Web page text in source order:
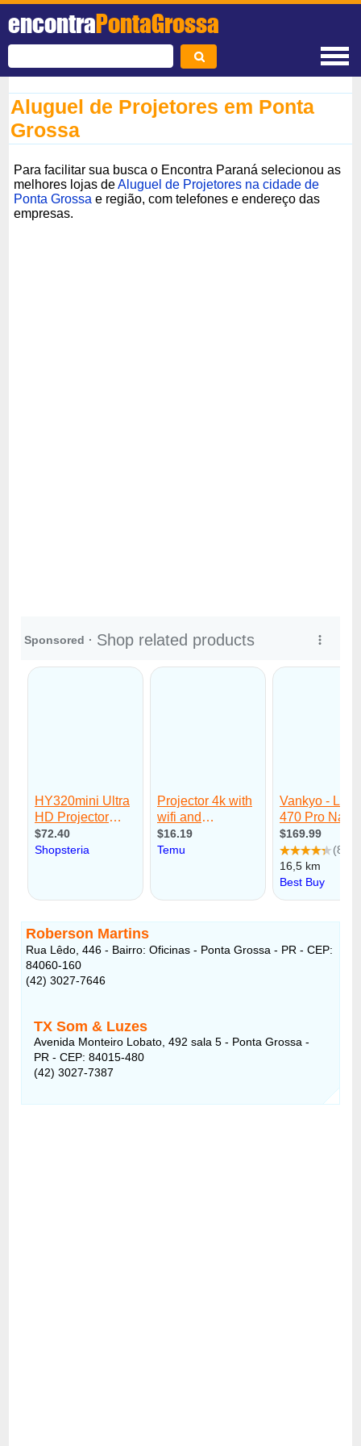
encontraPontaGrossa
Aluguel de Projetores em Ponta
Grossa
Para facilitar sua busca o Encontra Paraná selecionou as
melhores lojas deAluguel de Projetores na cidade de
Ponta Grossa e região, com telefones e endereço das
empresas.
Roberson Martins
Rua Lêdo, 446 - Bairro: Oficinas - Ponta Grossa - PR - CEP:
84060-160
(42) 3027-7646
TX Som & Luzes
Avenida Monteiro Lobato, 492 sala 5 - Ponta Grossa -
PR - CEP: 84015-480
(42) 3027-7387